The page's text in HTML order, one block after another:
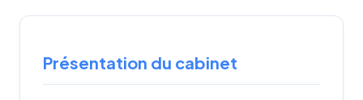
Présentation du cabinet